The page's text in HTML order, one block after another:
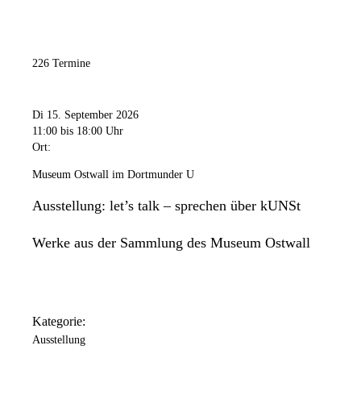
226 Termine
Di 15. September 2026
11:00 bis 18:00 Uhr
Ort:
Museum Ostwall im Dortmunder U
Ausstellung: let’s talk – sprechen über kUNSt
Werke aus der Sammlung des Museum Ostwall
Kategorie:
Ausstellung